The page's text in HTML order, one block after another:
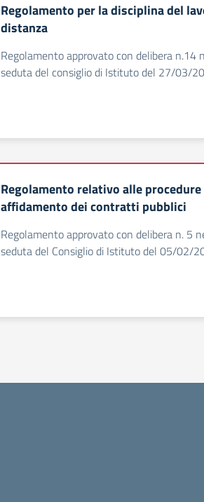
Regolamento per la disciplina del
distanza
Regolamento approvato con delibera n.14
seduta del consiglio di Istituto del 27/03/
Regolamento relativo alle
affidamento dei contratti pubblici
Regolamento approvato con delibera n. 5
seduta del Consiglio di Istituto del 05/02/